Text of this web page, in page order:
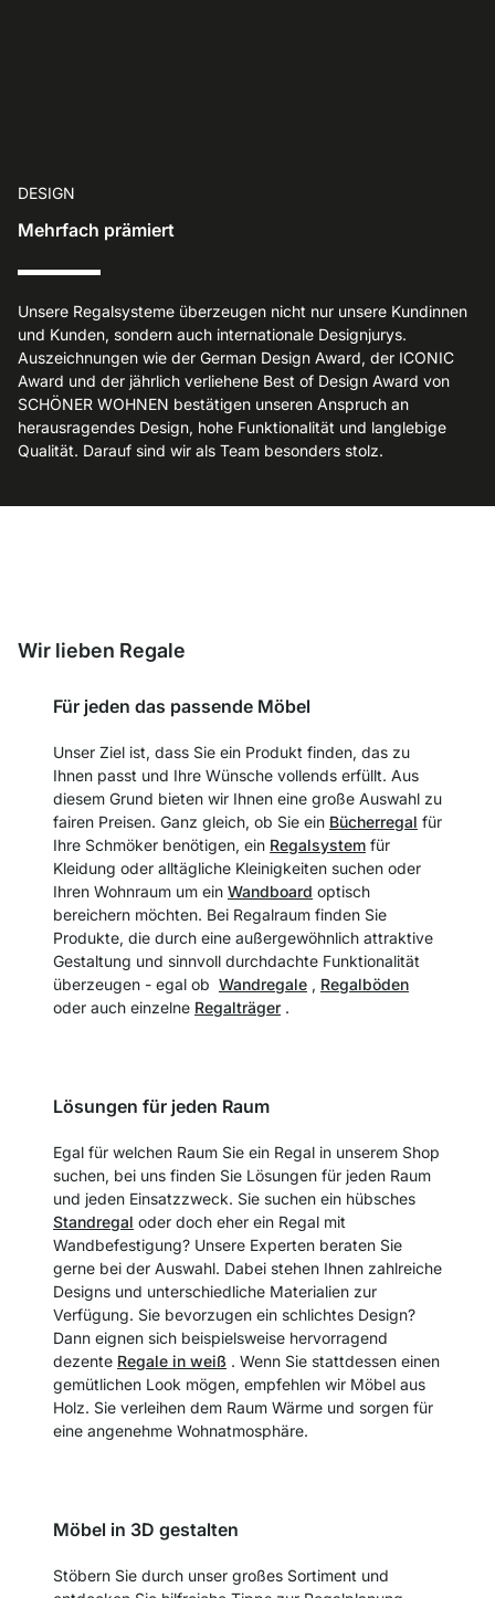
DESIGN
Mehrfach prämiert
Unsere Regalsysteme überzeugen nicht nur unsere Kundinnen
und Kunden, sondern auch internationale Designjurys.
Auszeichnungen wie der German Design Award, der ICONIC
Award und der jährlich verliehene Best of Design Award von
SCHÖNER WOHNEN bestätigen unseren Anspruch an
herausragendes Design, hohe Funktionalität und langlebige
Qualität. Darauf sind wir als Team besonders stolz.
Wir lieben Regale
Für jeden das passende Möbel
Unser Ziel ist, dass Sie ein Produkt finden, das zu
Ihnen passt und Ihre Wünsche vollends erfüllt. Aus
diesem Grund bieten wir Ihnen eine große Auswahl zu
fairen Preisen. Ganz gleich, ob Sie ein Bücherregal für
Ihre Schmöker benötigen, ein Regalsystem für
Kleidung oder alltägliche Kleinigkeiten suchen oder
Ihren Wohnraum um ein Wandboard optisch
bereichern möchten. Bei Regalraum finden Sie
Produkte, die durch eine außergewöhnlich attraktive
Gestaltung und sinnvoll durchdachte Funktionalität
überzeugen - egal ob Wandregale , Regalböden
oder auch einzelne Regalträger .
Lösungen für jeden Raum
Egal für welchen Raum Sie ein Regal in unserem Shop
suchen, bei uns finden Sie Lösungen für jeden Raum
und jeden Einsatzzweck. Sie suchen ein hübsches
Standregal oder doch eher ein Regal mit
Wandbefestigung? Unsere Experten beraten Sie
gerne bei der Auswahl. Dabei stehen Ihnen zahlreiche
Designs und unterschiedliche Materialien zur
Verfügung. Sie bevorzugen ein schlichtes Design?
Dann eignen sich beispielsweise hervorragend
dezente Regale in weiß . Wenn Sie stattdessen einen
gemütlichen Look mögen, empfehlen wir Möbel aus
Holz. Sie verleihen dem Raum Wärme und sorgen für
eine angenehme Wohnatmosphäre.
Möbel in 3D gestalten
Stöbern Sie durch unser großes Sortiment und